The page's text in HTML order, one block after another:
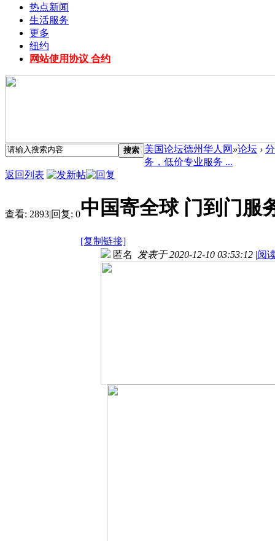
热点新闻
生活服务
更多
纽约
网站使用协议 合约
搜索 美国论坛德州华人网 »论坛 ›
务，低价专业服务 ...
返回列表
查看: 2893|回复: 0中国寄全球 门到门服
[复制链接]
匿名 发表于 2020-12-10 03:53:12 |阅